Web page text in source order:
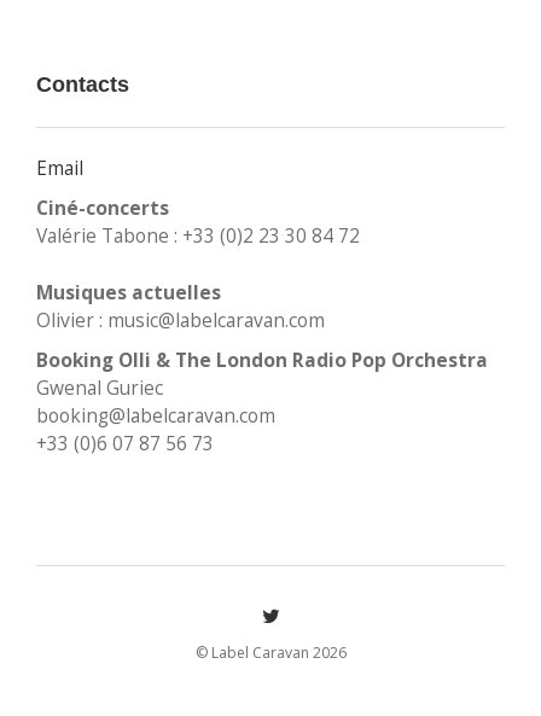
Contacts
Email
Ciné-concerts
Valérie Tabone : +33 (0)2 23 30 84 72
Musiques actuelles
Olivier : music@labelcaravan.com
Booking Olli & The London Radio Pop Orchestra
Gwenal Guriec
booking@labelcaravan.com
+33 (0)6 07 87 56 73
© Label Caravan 2026